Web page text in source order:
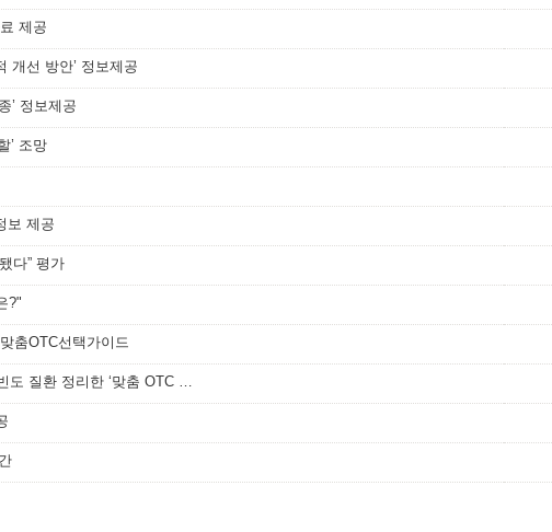
제공
개선 방안’ 정보제공
’ 정보제공
’ 조망
보 제공
다” 평가
?"
춤OTC선택가이드
[메디소비자뉴스] 약사가 선호한 책 1위는?… 다빈도 질환 정리한 ‘맞춤 OTC 선택 가이’